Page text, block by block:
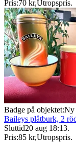
Pris:70 kr,Utropspris.
Badge på objektet:Ny
Baileys plåtburk, 2
Sluttid20 aug 18:13.
Pris:85 kr,Utropspris.